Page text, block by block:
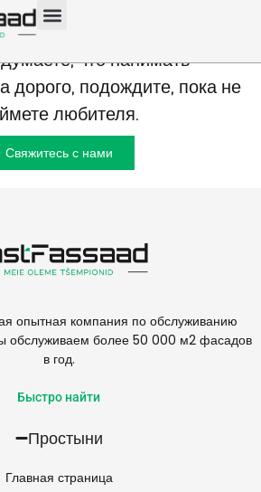
что нанимать
дорого, подождите, пока не
любителя.
Свяжитесь с нами
опытная компания по обслуживанию
обслуживаем более 50 000 м2 фасадов
в год.
Быстро найти
Простыни
Главная страница